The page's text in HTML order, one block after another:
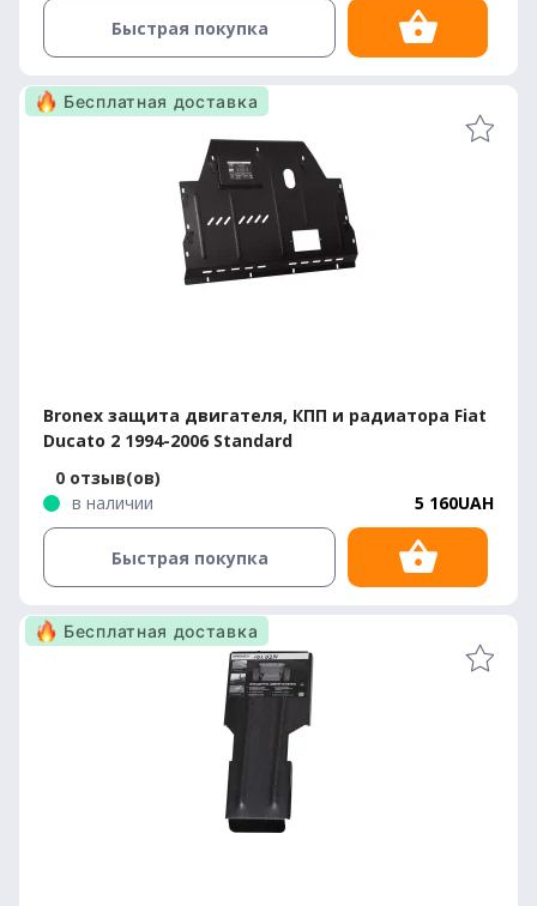
Быстрая покупка
Bronex защита двигателя, КПП и радиатора Fiat
Ducato 2 1994-2006 Standard
0 отзыв(ов)
в наличии
5 160UAH
Бесплатная доставка
Быстрая покупка
Бесплатная доставка